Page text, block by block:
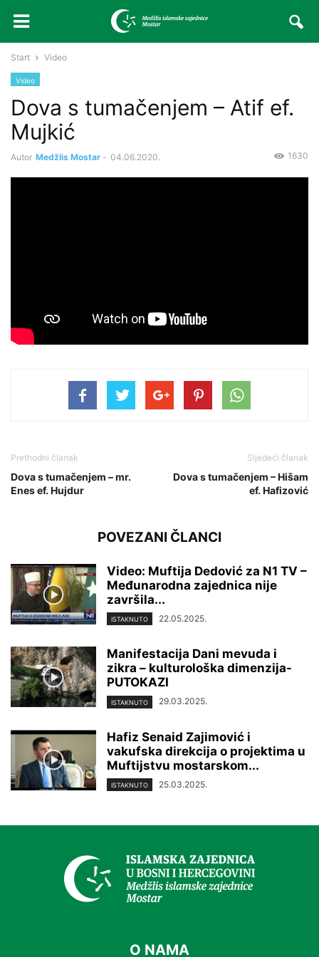
Start Video
Video
Dova s tumačenjem – Atif ef.
Mujkić
Autor Medžlis Mostar - 04.06.2020. 1630
Prethodni članak
Dova s tumačenjem – mr.
Enes ef. Hujdur
Sljedeći članak
Dova s tumačenjem – Hišam
ef. Hafizović
POVEZANI ČLANCI
Video: Muftija Dedović za N1 TV –
Međunarodna zajednica nije
završila...
ISTAKNUTO 22.05.2025.
Manifestacija Dani mevuda i
zikra – kulturološka dimenzija-
PUTOKAZI
ISTAKNUTO 29.03.2025.
Hafiz Senaid Zajimović i
vakufska direkcija o projektima u
Muftijstvu mostarskom...
ISTAKNUTO 25.03.2025.
O NAMA